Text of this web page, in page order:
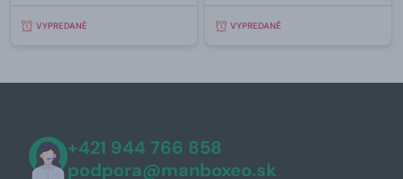
VYPREDANÉ VYPREDANÉ
+421 944 766 858
podpora@manboxeo.sk